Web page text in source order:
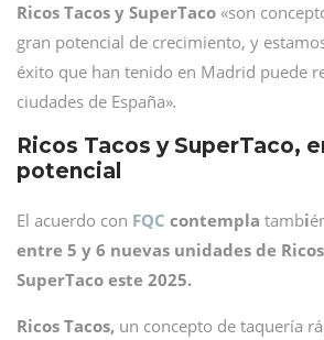
Ricos Tacos y SuperTaco «son
gran potencial de crecimiento, y
éxito que han tenido en Madrid puede
ciudades de España».
Ricos Tacos y SuperTaco,
potencial
El acuerdo con FQC contempla tambi
entre 5 y 6 nuevas unidades de
SuperTaco este 2025.
Ricos Tacos, un concepto de taquería